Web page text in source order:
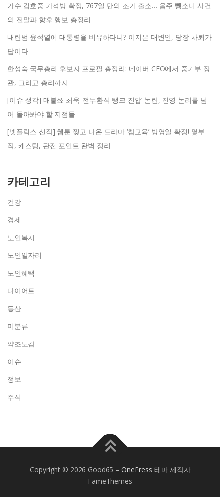
가수 김호중 가석방 확정, 767일 만의 조기 출소… 음주 뺑소니 사건
의 전말과 향후 행보 총정리
내란범 윤석열에 대통령을 비유하다니? 이지은 대변인, 당장 사퇴가
답이다
한성숙 국무총리 후보자 프로필 총정리: 네이버 CEO에서 중기부 장
관, 그리고 총리까지
[이슈 생각] 매불쑈 최욱 ‘전두환식 탱크 진압’ 논란, 진영 논리를 넘
어 돌아봐야 할 지점들
[넷플릭스 신작] 웹툰 찢고 나온 드라마 ‘참교육’ 방영일 확정! 몇부
작, 캐스팅, 관전 포인트 완벽 정리
카테고리
건강
경제
노인복지
노인일자리
노인혜택
다이어트
등산
미분류
약초도감
이슈
정보
주식
Copyright © 2026 Good65 – OnePress 테마 제작자
FameThemes